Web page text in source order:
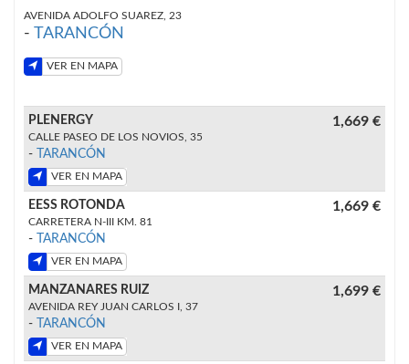
AVENIDA ADOLFO SUAREZ, 23
- TARANCÓN
VER EN MAPA
PLENERGY
CALLE PASEO DE LOS NOVIOS, 35
- TARANCÓN
VER EN MAPA
1,669 €
EESS ROTONDA
CARRETERA N-III KM. 81
- TARANCÓN
VER EN MAPA
1,669 €
MANZANARES RUIZ
AVENIDA REY JUAN CARLOS I, 37
- TARANCÓN
VER EN MAPA
1,699 €